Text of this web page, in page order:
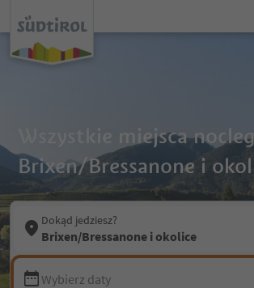
Wszystkie miejsca
Brixen/Bressanone i
Dokąd jedziesz?
Brixen/Bressanone i okolice
Wybierz daty